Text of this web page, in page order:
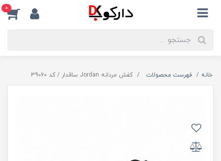
0
خانه فهرست محصولات کفش مردانه Jordan ساقدار / کد 39060